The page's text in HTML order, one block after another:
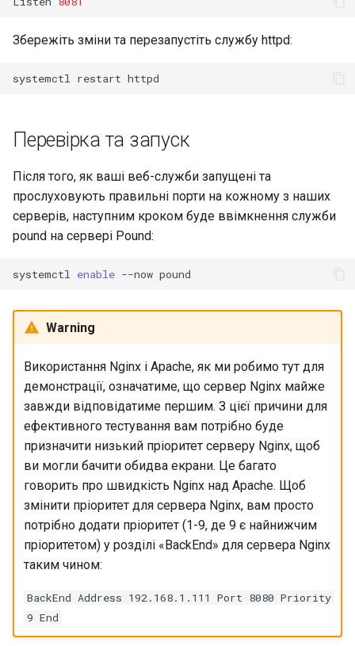
Збережіть зміни та перезапустіть службу httpd:
systemctl restart
Перевірка та запуск
Після того, як ваші веб-служби запущені та
прослуховують правильні порти на кожному з наших
серверів, наступним кроком буде ввімкнення служби
pound на сервері Pound:
systemctl enable --now
Warning
Використання Nginx і Apache, як ми робимо тут для
демонстрації, означатиме, що сервер Nginx майже
завжди відповідатиме першим. З цієї причини для
ефективного тестування вам потрібно буде
призначити низький пріоритет серверу Nginx, щоб
ви могли бачити обидва екрани. Це багато
говорить про швидкість Nginx над Apache. Щоб
змінити пріоритет для сервера Nginx, вам просто
потрібно додати пріоритет (1-9, де 9 є найнижчим
пріоритетом) у розділі «BackEnd» для сервера Nginx
таким чином:
BackEnd Address 192.168.1.111 Port 8080 Priority
9 End